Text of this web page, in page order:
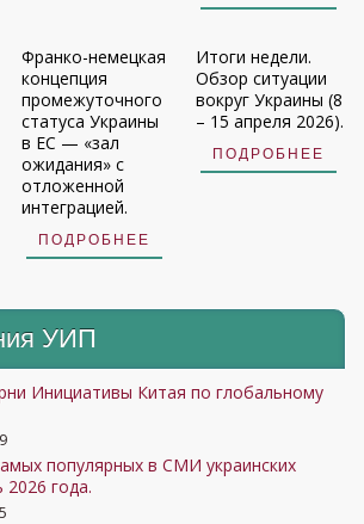
Франко-немецкая
концепция
промежуточного
статуса Украины
в ЕС — «зал
ожидания» с
отложенной
интеграцией.
ПОДРОБНЕЕ
Итоги недели.
Обзор ситуации
вокруг Украины (8
– 15 апреля 2026).
ПОДРОБНЕЕ
УИП
Инициативы Китая по глобальному
популярных в СМИ украинских
года.